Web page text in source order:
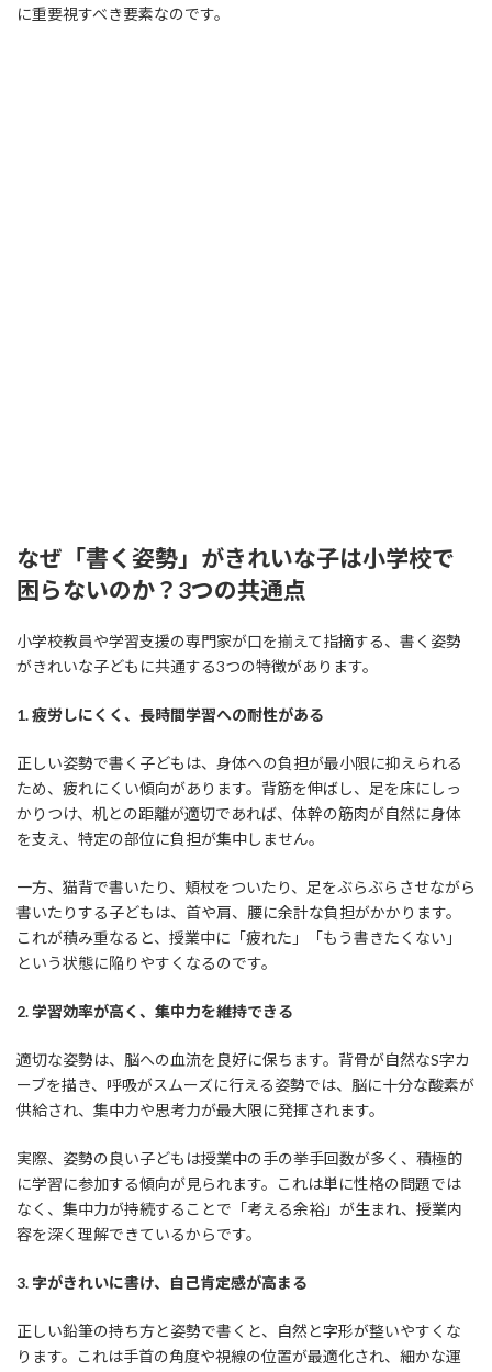
に重要視すべき要素なのです。
なぜ「書く姿勢」がきれいな子は小学校で
困らないのか？3つの共通点
小学校教員や学習支援の専門家が口を揃えて指摘する、書く姿勢
がきれいな子どもに共通する3つの特徴があります。
1. 疲労しにくく、長時間学習への耐性がある
正しい姿勢で書く子どもは、身体への負担が最小限に抑えられる
ため、疲れにくい傾向があります。背筋を伸ばし、足を床にしっ
かりつけ、机との距離が適切であれば、体幹の筋肉が自然に身体
を支え、特定の部位に負担が集中しません。
一方、猫背で書いたり、頬杖をついたり、足をぶらぶらさせながら
書いたりする子どもは、首や肩、腰に余計な負担がかかります。
これが積み重なると、授業中に「疲れた」「もう書きたくない」
という状態に陥りやすくなるのです。
2. 学習効率が高く、集中力を維持できる
適切な姿勢は、脳への血流を良好に保ちます。背骨が自然なS字カ
ーブを描き、呼吸がスムーズに行える姿勢では、脳に十分な酸素が
供給され、集中力や思考力が最大限に発揮されます。
実際、姿勢の良い子どもは授業中の手の挙手回数が多く、積極的
に学習に参加する傾向が見られます。これは単に性格の問題では
なく、集中力が持続することで「考える余裕」が生まれ、授業内
容を深く理解できているからです。
3. 字がきれいに書け、自己肯定感が高まる
正しい鉛筆の持ち方と姿勢で書くと、自然と字形が整いやすくな
ります。これは手首の角度や視線の位置が最適化され、細かな運